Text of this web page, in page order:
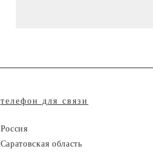
телефон для связи
Россия
Саратовская область